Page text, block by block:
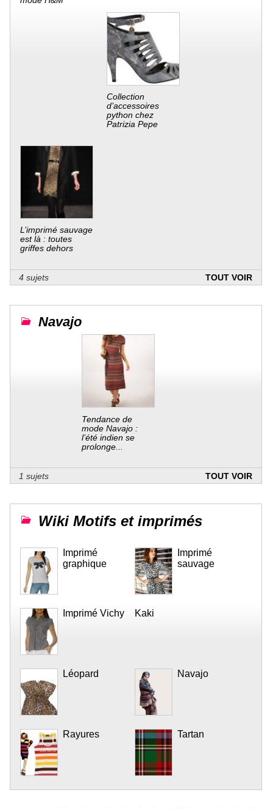
Collection
d’accessoires
python chez
Patrizia Pepe
L’imprimé sauvage
est là : toutes
griffes dehors
4 sujets TOUT VOIR
Navajo
Tendance de
mode Navajo :
l’été indien se
prolonge...
1 sujets TOUT VOIR
Wiki Motifs et imprimés
Imprimé
graphique
Imprimé
sauvage
Imprimé Vichy Kaki
Léopard Navajo
Rayures Tartan